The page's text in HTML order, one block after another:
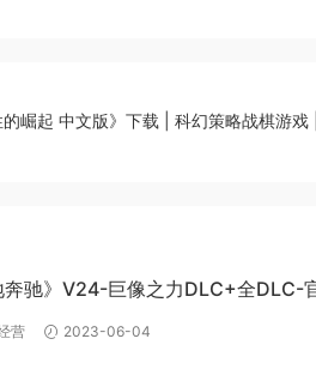
的崛起 中文版》下载 | 科幻策略战棋游
奔驰》V24-巨像之力DLC+全DLC-
资源
营 2023-06-04